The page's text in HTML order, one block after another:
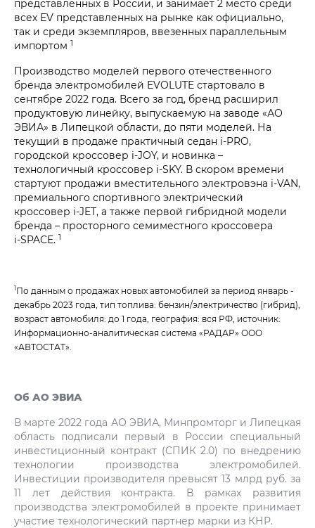
представленных в России, и занимает 2 место среди
всех EV представленных на рынке как официально,
так и среди экземпляров, ввезенных параллельным
импортом 1
Производство моделей первого отечественного
бренда электромобилей EVOLUTE стартовало в
сентябре 2022 года. Всего за год, бренд расширил
продуктовую линейку, выпускаемую на заводе «АО
ЭВИА» в Липецкой области, до пяти моделей. На
текущий в продаже практичный седан i‑PRO,
городской кроссовер i‑JOY, и новинка –
технологичный кроссовер i‑SKY. В скором времени
стартуют продажи вместительного электровэна i‑VAN,
премиального спортивного электрический
кроссовер i‑JET, а также первой гибридной модели
бренда – просторного семиместного кроссовера
i‑SPACE. 1
1По данным о продажах новых автомобилей за период январь -
декабрь 2023 года, тип топлива: бензин/электричество (гибрид),
возраст автомобиля: до 1 года, география: вся РФ, источник:
Информационно-аналитическая система «РАДАР» ООО
«АВТОСТАТ».
Об АО ЭВИА
В марте 2022 года АО ЭВИА, Минпромторг и Липецкая
область подписали первый в России специальный
инвестиционный контракт (СПИК 2.0) по внедрению
технологии производства электромобилей.
Инвестиции производителя превысят 13 млрд руб. за
11 лет действия контракта. В рамках развития
производства электромобилей в проекте принимает
участие технологический партнер марки из КНР.